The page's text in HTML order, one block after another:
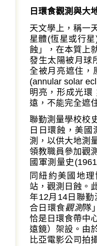
日環食觀測與大
天文學上，稱一
星體(恆星或行
蝕」，在本質上
發生太陽被月球
全被月亮遮住，
(annular solar
明亮，形成光環
遠，不能完全遮
聯勤測量學校校
日日環蝕，美
測，以供大地測
領教職員參加觀
國軍測量史
同紐約美國地理
站，觀測日蝕。
年12月14日聯
合日環食觀測隊
恰是日環食帶中
遠鏡）架設。由
比亞電影公司拍